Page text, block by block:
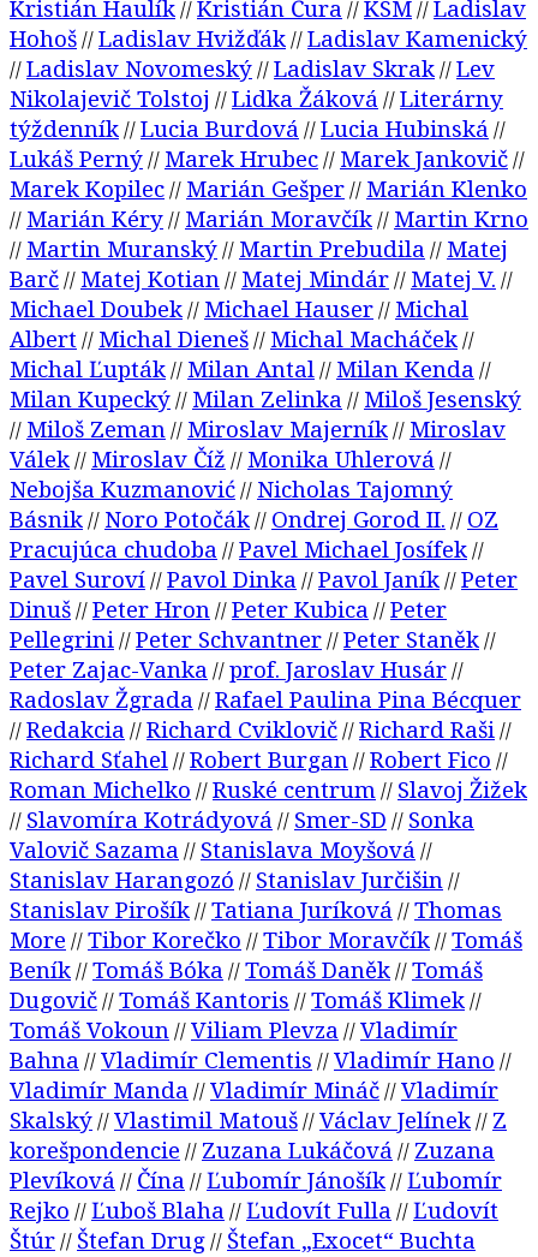
Kristián Haulík//Kristián Čura //KSM//Ladislav
Hohoš//Ladislav Hvižďák//Ladislav Kamenický
//Ladislav Novomeský//Ladislav Skrak//Lev
Nikolajevič Tolstoj //Lidka Žáková //Literárny
týždenník//Lucia Burdová //Lucia Hubinská //
Lukáš Perný// Marek Hrubec// Marek Jankovič//
Marek Kopilec// Marián Gešper// Marián Klenko
// Marián Kéry// Marián Moravčík// Martin Krno
// Martin Muranský// Martin Prebudila // Matej
Barč// Matej Kotian// Matej Mindár// Matej V. //
Michael Doubek// Michael Hauser// Michal
Albert// Michal Dieneš// Michal Macháček//
Michal Ľupták// Milan Antal// Milan Kenda //
Milan Kupecký// Milan Zelinka // Miloš Jesenský
// Miloš Zeman// Miroslav Majerník// Miroslav
Válek// Miroslav Číž // Monika Uhlerová //
Nebojša Kuzmanović// Nicholas Tajomný
Básnik// Noro Potočák// Ondrej Gorod II. // OZ
Pracujúca chudoba //Pavel Michael Josífek//
Pavel Suroví//Pavol Dinka //Pavol Janík//Peter
Dinuš//Peter Hron//Peter Kubica //Peter
Pellegrini//Peter Schvantner//Peter Staněk//
Peter Zajac-Vanka //prof. Jaroslav Husár//
Radoslav Žgrada //Rafael Paulina Pina Bécquer
//Redakcia //Richard Cviklovič//Richard Raši//
Richard Sťahel//Robert Burgan//Robert Fico //
Roman Michelko //Ruské centrum// Slavoj Žižek
// Slavomíra Kotrádyová // Smer-SD // Sonka
Valovič Sazama // Stanislava Moyšová //
Stanislav Harangozó // Stanislav Jurčišin//
Stanislav Pirošík//Tatiana Juríková //Thomas
More //Tibor Korečko //Tibor Moravčík//Tomáš
Beník//Tomáš Bóka //Tomáš Daněk//Tomáš
Dugovič//Tomáš Kantoris //Tomáš Klimek//
Tomáš Vokoun//Viliam Plevza //Vladimír
Bahna //Vladimír Clementis //Vladimír Hano //
Vladimír Manda //Vladimír Mináč//Vladimír
Skalský//Vlastimil Matouš//Václav Jelínek// Z
korešpondencie // Zuzana Lukáčová // Zuzana
Plevíková // Čína //Ľubomír Jánošík//Ľubomír
Rejko //Ľuboš Blaha //Ľudovít Fulla //Ľudovít
Štúr// Štefan Drug// Štefan „Exocet“ Buchta